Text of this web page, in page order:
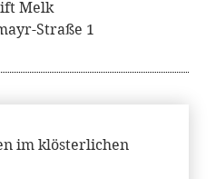
Melk
Straße 1
im klösterlichen